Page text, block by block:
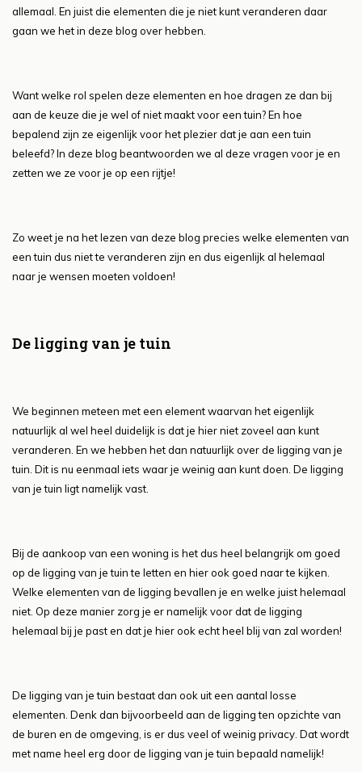
allemaal. En juist die elementen die je niet kunt veranderen daar
gaan we het in deze blog over hebben.
Want welke rol spelen deze elementen en hoe dragen ze dan bij
aan de keuze die je wel of niet maakt voor een tuin? En hoe
bepalend zijn ze eigenlijk voor het plezier dat je aan een tuin
beleefd? In deze blog beantwoorden we al deze vragen voor je en
zetten we ze voor je op een rijtje!
Zo weet je na het lezen van deze blog precies welke elementen van
een tuin dus niet te veranderen zijn en dus eigenlijk al helemaal
naar je wensen moeten voldoen!
De ligging van je tuin
We beginnen meteen met een element waarvan het eigenlijk
natuurlijk al wel heel duidelijk is dat je hier niet zoveel aan kunt
veranderen. En we hebben het dan natuurlijk over de ligging van je
tuin. Dit is nu eenmaal iets waar je weinig aan kunt doen. De ligging
van je tuin ligt namelijk vast.
Bij de aankoop van een woning is het dus heel belangrijk om goed
op de ligging van je tuin te letten en hier ook goed naar te kijken.
Welke elementen van de ligging bevallen je en welke juist helemaal
niet. Op deze manier zorg je er namelijk voor dat de ligging
helemaal bij je past en dat je hier ook echt heel blij van zal worden!
De ligging van je tuin bestaat dan ook uit een aantal losse
elementen. Denk dan bijvoorbeeld aan de ligging ten opzichte van
de buren en de omgeving, is er dus veel of weinig privacy. Dat wordt
met name heel erg door de ligging van je tuin bepaald namelijk!